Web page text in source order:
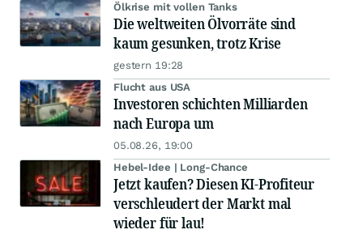
Ölkrise mit vollen Tanks
Die weltweiten Ölvorräte sind
kaum gesunken, trotz Krise
gestern 19:28
Flucht aus USA
Investoren schichten Milliarden
nach Europa um
05.08.26, 19:00
Hebel-Idee | Long-Chance
Jetzt kaufen? Diesen KI-Profiteur
verschleudert der Markt mal
wieder für lau!